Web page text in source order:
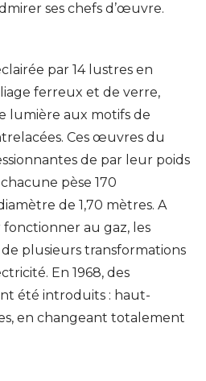
ses chefs d’œuvre.
par 14 lustres en
ferreux et de verre,
lumière aux motifs de
Ces œuvres du
de par leur poids
pèse 170
de 1,70 mètres. A
au gaz, les
plusieurs transformations
En 1968, des
été introduits : haut-
en changeant totalement